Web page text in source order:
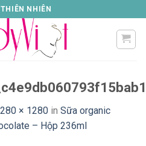
NHIÊN
× 1280 in Sữa organic
– Hộp 236ml